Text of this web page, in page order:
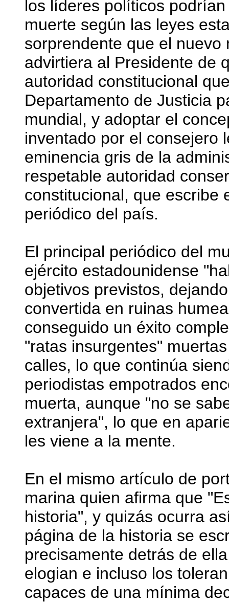
los líderes políticos
muerte según las leyes
sorprendente que el
advirtiera al Presidente de
autoridad constitucional
Departamento de Justicia
mundial, y adoptar el
inventado por el consejero
eminencia gris de la
respetable autoridad
constitucional, que escribe
periódico del país.
El principal periódico del
ejército estadounidense
objetivos previstos,
convertida en ruinas
conseguido un éxito
"ratas insurgentes"
calles, lo que continúa
periodistas empotrados
muerta, aunque "no se
extranjera", lo que en
les viene a la mente.
En el mismo artículo de
marina quien afirma que
historia", y quizás ocurra
página de la historia se
precisamente detrás de
elogian e incluso los
capaces de una mínima